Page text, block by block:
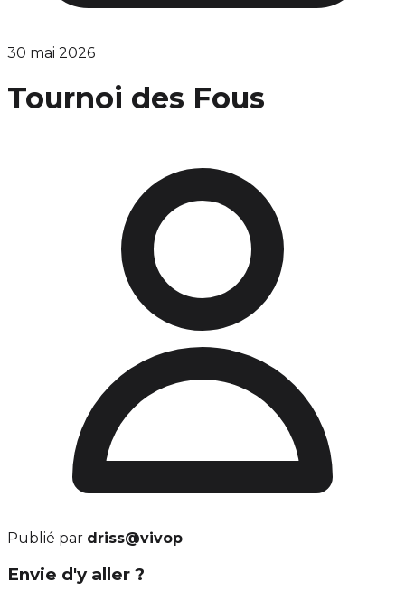
30 mai 2026
Tournoi des Fous
Publié par driss@vivop
Envie d'y aller ?